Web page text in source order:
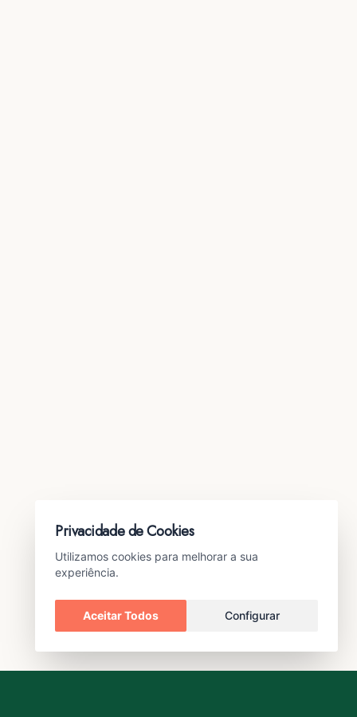
Privacidade de Cookies
Utilizamos cookies para melhorar a sua
experiência.
Aceitar Todos Configurar